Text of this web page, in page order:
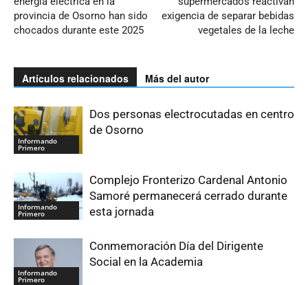
provincia de Osorno han sido
chocados durante este 2025
exigencia de separar bebidas
vegetales de la leche
Artículos relacionados Más del autor
Informando
Primero
Dos personas electrocutadas en centro
de Osorno
Informando
Primero
Complejo Fronterizo Cardenal Antonio
Samoré permanecerá cerrado durante
esta jornada
Informando
Primero
Conmemoración Día del Dirigente
Social en la Academia